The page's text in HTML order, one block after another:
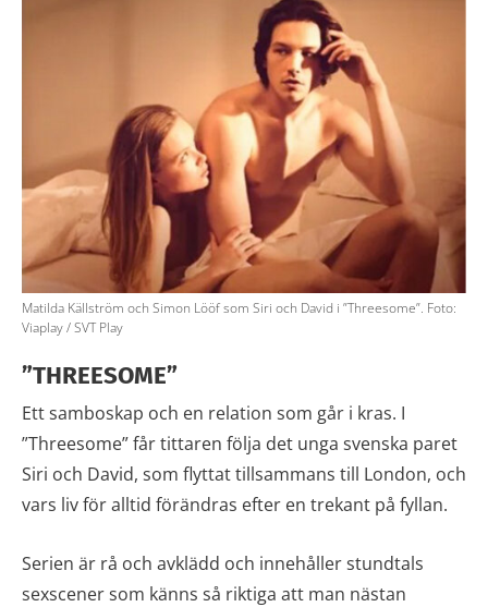
Matilda Källström och Simon Lööf som Siri och David i ”Threesome”. Foto:
Viaplay / SVT Play
”THREESOME”
Ett samboskap och en relation som går i kras. I
”Threesome” får tittaren följa det unga svenska paret
Siri och David, som flyttat tillsammans till London, och
vars liv för alltid förändras efter en trekant på fyllan.
Serien är rå och avklädd och innehåller stundtals
sexscener som känns så riktiga att man nästan